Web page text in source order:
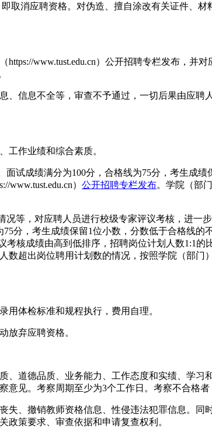
消应聘资格。对伪造、擅自涂改有关证件、材
www.tust.edu.cn）公开招聘专栏发布，并
信息不全等，审查不予通过，一切后果由应聘
工作业绩和综合素质。
试成绩满分为100分，合格线为75分，考生成
） 公开招聘专栏发布。学院（部
等，对应聘人员进行校级专家评议考核，进一
分，考生成绩保留1位小数，分数低于合格线的
考核成绩由高到低排序，招聘岗位计划人数1:1的
超出岗位聘用计划数的情况，按照学院（部门
体检标准和规程执行，费用自理。
放弃应聘资格。
道德品质、业务能力、工作态度和实绩、学习
见。考察周期至少为3个工作日。考察不合格者
、撤销教师资格信息、性侵违法犯罪信息。同
策要求、审查依据和申请复查权利。